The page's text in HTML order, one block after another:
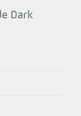
Dark